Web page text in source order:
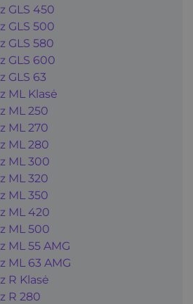
GLS 450
GLS 500
GLS 580
GLS 600
GLS 63
ML Klasė
ML 250
ML 270
ML 280
ML 300
ML 320
ML 350
ML 420
ML 500
ML 55 AMG
ML 63 AMG
R Klasė
R 280